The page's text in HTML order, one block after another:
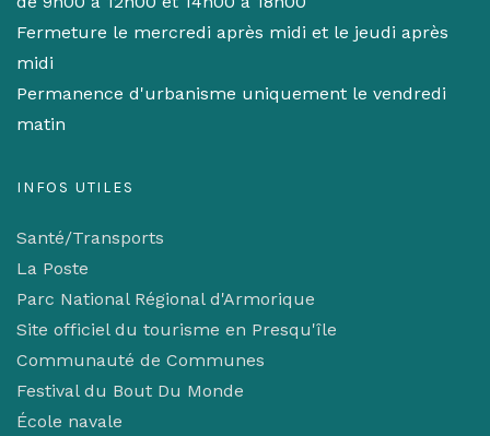
Fermeture le mercredi après midi et le jeudi après
midi
Permanence d'urbanisme uniquement le vendredi
matin
INFOS UTILES
Santé/Transports
La Poste
Parc National Régional d'Armorique
Site officiel du tourisme en Presqu'île
Communauté de Communes
Festival du Bout Du Monde
École navale